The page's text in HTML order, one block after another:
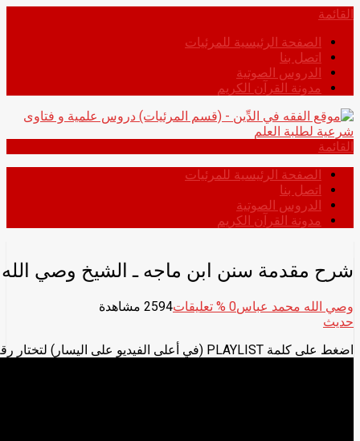
انتقل
المحتوى
القائمة
الصفحة الرئيسية للمرئيات
اتصل بنا
الدروس الصوتية
مدونة القرآن الكريم
القائمة
الصفحة الرئيسية للمرئيات
اتصل بنا
الدروس الصوتية
مدونة القرآن الكريم
شرح مقدمة سنن ابن ماجه ـ الشيخ وصي
وصي الله محمد عباس0 % تعليقات2594 مشاهدة
حديث
اضغط على كلمة PLAYLIST (في أعلى الفيديو على اليسار) لتختار رقم الدرس